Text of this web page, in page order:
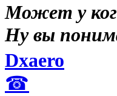
Может у
Ну вы
Dxaero
☎